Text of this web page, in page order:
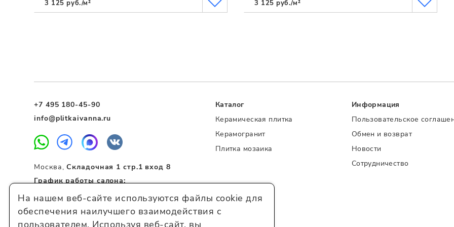
3 125 руб./м² 3 125 руб./м²
+7 495 180-45-90
info@plitkaivanna.ru
Москва,Складочная 1 стр.1 вход 8
График работы салона:
Вс 11:00 – 19:00
Каталог
Керамическая плитка
Керамогранит
Плитка мозаика
Информация
Пользовательское
Обмен и возврат
Новости
Сотрудничество
На нашем веб-сайте используются файлы cookie для
обеспечения наилучшего взаимодействия с